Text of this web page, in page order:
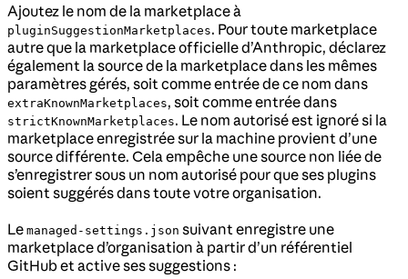
Ajoutez le nom de la marketplace à
pluginSuggestionMarketplaces. Pour toute marketplace
autre que la marketplace officielle d’Anthropic, déclarez
également la source de la marketplace dans les mêmes
paramètres gérés, soit comme entrée de ce nom dans
extraKnownMarketplaces, soit comme entrée dans
strictKnownMarketplaces. Le nom autorisé est ignoré si la
marketplace enregistrée sur la machine provient d’une
source différente. Cela empêche une source non liée de
s’enregistrer sous un nom autorisé pour que ses plugins
soient suggérés dans toute votre organisation.
Le managed-settings.json suivant enregistre une
marketplace d’organisation à partir d’un référentiel
GitHub et active ses suggestions :